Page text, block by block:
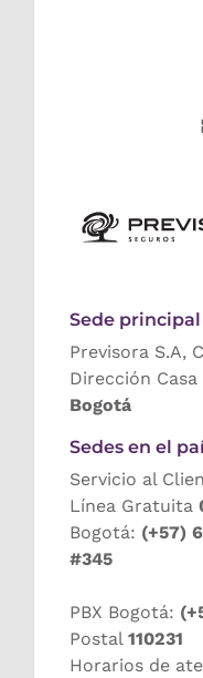
Sede principal
Previsora S.A,
Dirección
Bogotá
Sedes en el
Servicio al
Línea Gratuita
Bogotá: (+57)
#345
PBX Bogotá:
Postal 110231
Horarios de